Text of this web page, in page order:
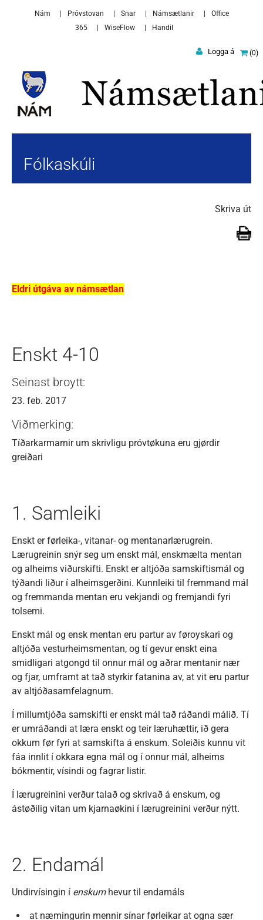
Nám Próvstovan Snar Námsætlanir
Office
365
WiseFlow Handil
0
Logga á
Fólkaskúli
Skriva út
Eldri útgáva av námsætlan
Enskt 4-10
Seinast broytt:
23. feb. 2017
Viðmerking:
Tíðarkarmarnir um skrivligu próvtøkuna eru gjørdir
greiðari
1. Samleiki
Enskt er førleika-, vitanar- og mentanarlærugrein.
Lærugreinin snýr seg um enskt mál, enskmælta mentan
og alheims viðurskifti. Enskt er altjóða samskiftismál og
týðandi liður í alheimsgerðini. Kunnleiki til fremmand mál
og fremmanda mentan eru vekjandi og fremjandi fyri
tolsemi.
Enskt mál og ensk mentan eru partur av føroyskari og
altjóða vesturheimsmentan, og tí gevur enskt eina
smidligari atgongd til onnur mál og aðrar mentanir nær
og fjar, umframt at tað styrkir fatanina av, at vit eru partur
av altjóðasamfelagnum.
Í millumtjóða samskifti er enskt mál tað ráðandi málið. Tí
er umráðandi at læra enskt og teir læruhættir, ið gera
okkum før fyri at samskifta á enskum. Soleiðis kunnu vit
fáa innlit í okkara egna mál og í onnur mál, alheims
bókmentir, vísindi og fagrar listir.
Í lærugreinini verður talað og skrivað á enskum, og
ástøðilig vitan um kjarnaøkini í lærugreinini verður nýtt.
2. Endamál
Undirvísingin í enskumhevur til endamáls
at næmingurin mennir sínar førleikar at ogna sær